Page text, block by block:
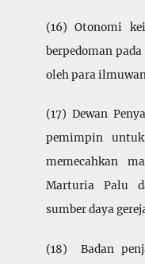
(16) Otonomi
berpedoman
oleh para
(17) Dewan
pemimpin
memecahkan
Marturia Palu
sumber daya
(18) Badan